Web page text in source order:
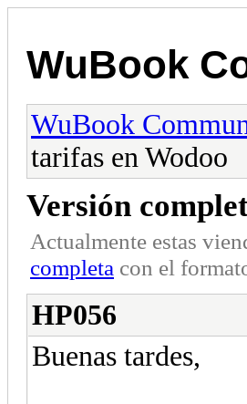
WuBook
WuBook
tarifas en Wodoo
Versión
Actualmente estas
completa con el
HP056
Buenas tardes,